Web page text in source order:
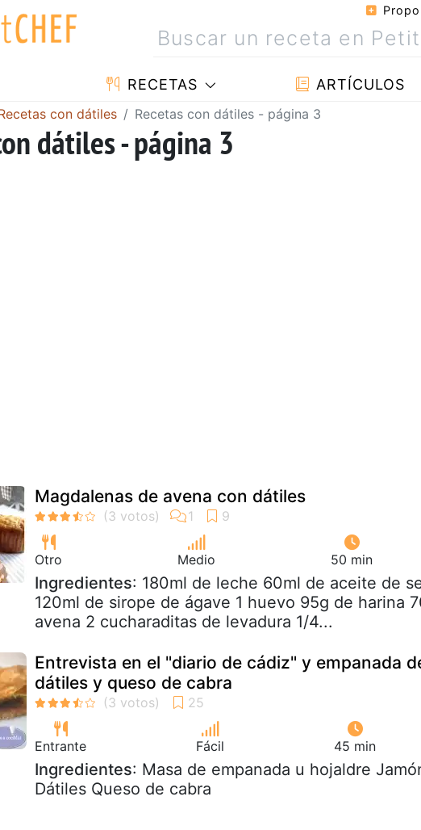
RECETAS ARTÍCULOS
con dátiles Recetas con dátiles - página 3
dátiles - página 3
Magdalenas de avena con dátiles
Otro Medio 50 min
Ingredientes: 180ml de leche 60ml de aceite de
120ml de sirope de ágave 1 huevo 95g de harina
avena 2 cucharaditas de levadura 1/4...
Entrevista en el "diario de cádiz" y empanada
dátiles y queso de cabra
Entrante Fácil 45 min
Ingredientes: Masa de empanada u hojaldre
Dátiles Queso de cabra